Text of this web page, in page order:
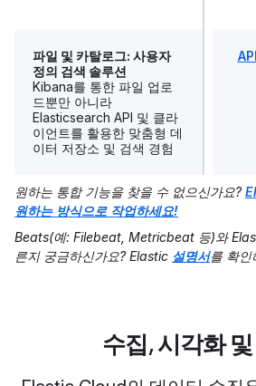
파일 및 카탈로그: 사용자
정의 검색 솔루션
Kibana를 통한 파일 업로
드뿐만 아니라
Elasticsearch API 및 클라
이언트를 활용한 맞춤형 데
이터 저장소 및 검색 경험
원하는 통합 기능을 찾을 수 없으신가요?
원하는 방식으로 작업하세요!
Beats(예: Filebeat, Metricbeat 등)와
른지 궁금하신가요? Elastic 설명서를 확인
수집, 시각화